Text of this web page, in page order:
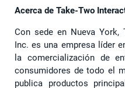
Acerca de Take-Two
Con sede en Nueva York,
Inc. es una empresa líder
la comercialización de
consumidores de todo el
publica productos